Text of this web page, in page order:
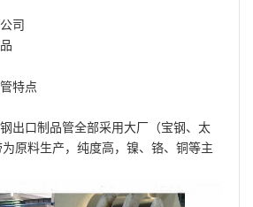
司
特点
出口制品管全部采用大厂（宝钢、太
原料生产，纯度高，镍、铬、铜等主